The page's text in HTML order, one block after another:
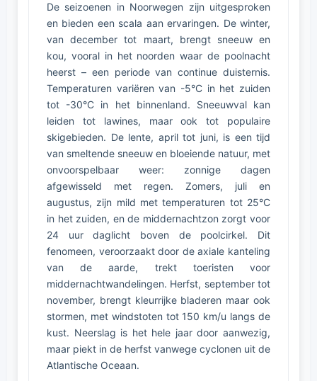
De seizoenen in Noorwegen zijn uitgesproken
en bieden een scala aan ervaringen. De winter,
van december tot maart, brengt sneeuw en
kou, vooral in het noorden waar de poolnacht
heerst – een periode van continue duisternis.
Temperaturen variëren van -5°C in het zuiden
tot -30°C in het binnenland. Sneeuwval kan
leiden tot lawines, maar ook tot populaire
skigebieden. De lente, april tot juni, is een tijd
van smeltende sneeuw en bloeiende natuur, met
onvoorspelbaar weer: zonnige dagen
afgewisseld met regen. Zomers, juli en
augustus, zijn mild met temperaturen tot 25°C
in het zuiden, en de middernachtzon zorgt voor
24 uur daglicht boven de poolcirkel. Dit
fenomeen, veroorzaakt door de axiale kanteling
van de aarde, trekt toeristen voor
middernachtwandelingen. Herfst, september tot
november, brengt kleurrijke bladeren maar ook
stormen, met windstoten tot 150 km/u langs de
kust. Neerslag is het hele jaar door aanwezig,
maar piekt in de herfst vanwege cyclonen uit de
Atlantische Oceaan.